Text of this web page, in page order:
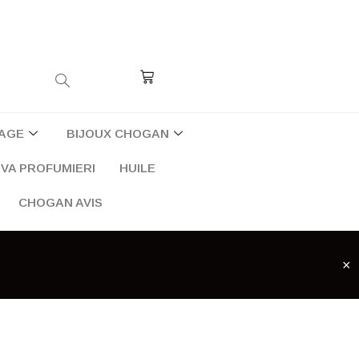
Cart
BIJOUX CHOGAN
PROFUMIERI HUILE
CHOGAN AVIS
×